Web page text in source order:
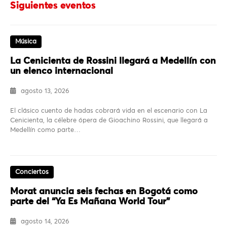
Siguientes eventos
Música
La Cenicienta de Rossini llegará a Medellín con
un elenco internacional
agosto 13, 2026
El clásico cuento de hadas cobrará vida en el escenario con La
Cenicienta, la célebre ópera de Gioachino Rossini, que llegará a
Medellín como parte…
Conciertos
Morat anuncia seis fechas en Bogotá como
parte del “Ya Es Mañana World Tour”
agosto 14, 2026